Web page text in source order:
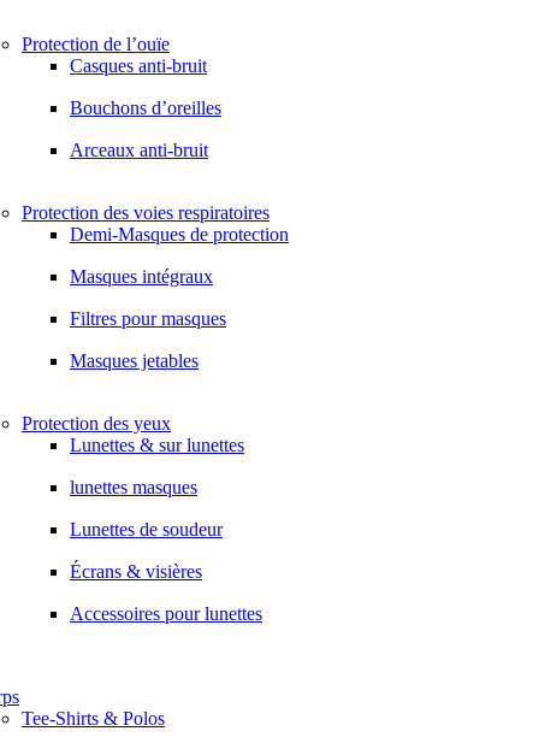
Protection de l’ouïe
Casques anti-bruit
Bouchons d’oreilles
Arceaux anti-bruit
Protection des voies respiratoires
Demi-Masques de protection
Masques intégraux
Filtres pour masques
Masques jetables
Protection des yeux
Lunettes & sur lunettes
lunettes masques
Lunettes de soudeur
Écrans & visières
Accessoires pour lunettes
Tee-Shirts & Polos